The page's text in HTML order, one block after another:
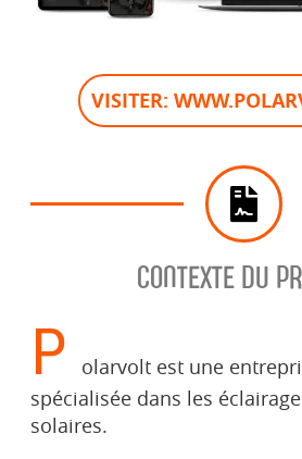
VISITER:
CONTEXTE DU
P
olarvolt est une
spécialisée dans les
solaires.